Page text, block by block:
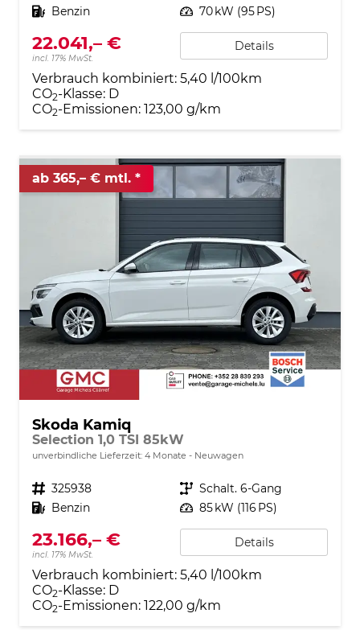
Kraftstoff Benzin Leistung 70 kW (95 PS)
22.041,– €
incl. 17% MwSt.
Details
Verbrauch kombiniert: 5,40 l/100km
CO2-Klasse: D
CO2-Emissionen: 123,00 g/km
ab 365,– € mtl.
Skoda Kamiq
Selection 1,0 TSI 85kW
unverbindliche Lieferzeit: 4 Monate Neuwagen
Fahrzeugnr. 325938 Getriebe Schalt. 6-Gang
Kraftstoff Benzin Leistung 85 kW (116 PS)
23.166,– €
incl. 17% MwSt.
Details
Verbrauch kombiniert: 5,40 l/100km
CO2-Klasse: D
CO2-Emissionen: 122,00 g/km